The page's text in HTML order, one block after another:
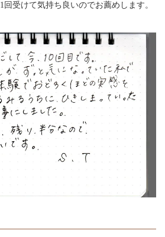
受けて気持ち良いのでお薦めします。